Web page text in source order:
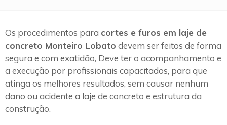
Os procedimentos para cortes e furos em laje de
concreto Monteiro Lobato devem ser feitos de forma
segura e com exatidão, Deve ter o acompanhamento e
a execução por profissionais capacitados, para que
atinga os melhores resultados, sem causar nenhum
dano ou acidente a laje de concreto e estrutura da
construção.